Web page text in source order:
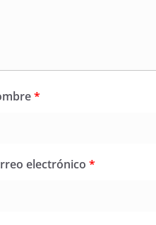
*
electrónico *